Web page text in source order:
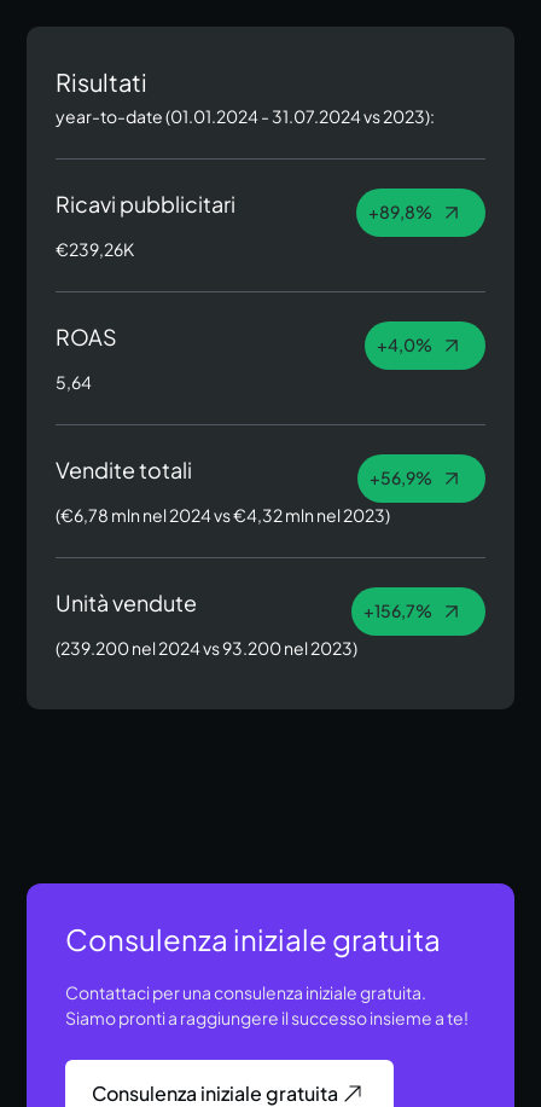
Risultati
year-to-date (01.01.2024 - 31.07.2024 vs 2023):
Ricavi pubblicitari
+89,8%
€239,26K
ROAS
+4,0%
5,64
Vendite totali
+56,9%
(€6,78 mln nel 2024 vs €4,32 mln nel 2023)
Unità vendute
+156,7%
(239.200 nel 2024 vs 93.200 nel 2023)
Consulenza iniziale gratuita
Contattaci per una consulenza iniziale gratuita.
Siamo pronti a raggiungere il successo insieme a te!
Consulenza iniziale gratuita